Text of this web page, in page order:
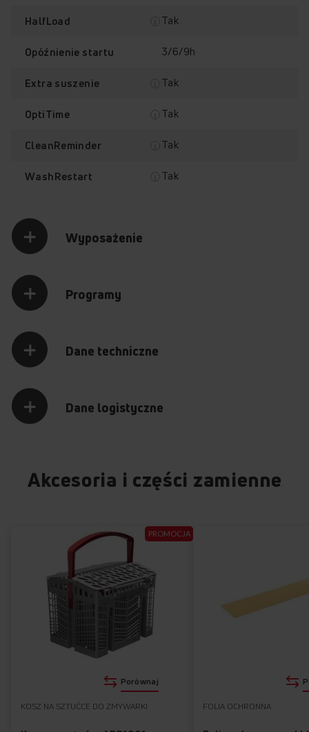
HalfLoad Tak
Opóźnienie startu 3/6/9h
Extra suszenie Tak
OptiTime Tak
CleanReminder Tak
WashRestart Tak
Wyposażenie
Programy
Dane techniczne
Dane logistyczne
Akcesoria i części zamienne
KOSZ NA SZTUĆCE DO ZMYWARKI
PROMOCJA
Porównaj
FOLIA OCHRONNA